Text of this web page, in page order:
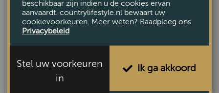
€279,-
beschikbaar zijn indien u de cookies ervan
aanvaardt. countrylifestyle.nl bewaart uw
cookievoorkeuren. Meer weten? Raadpleeg ons
Privacybeleid
Stel uw voorkeuren
in
Ik ga akkoord